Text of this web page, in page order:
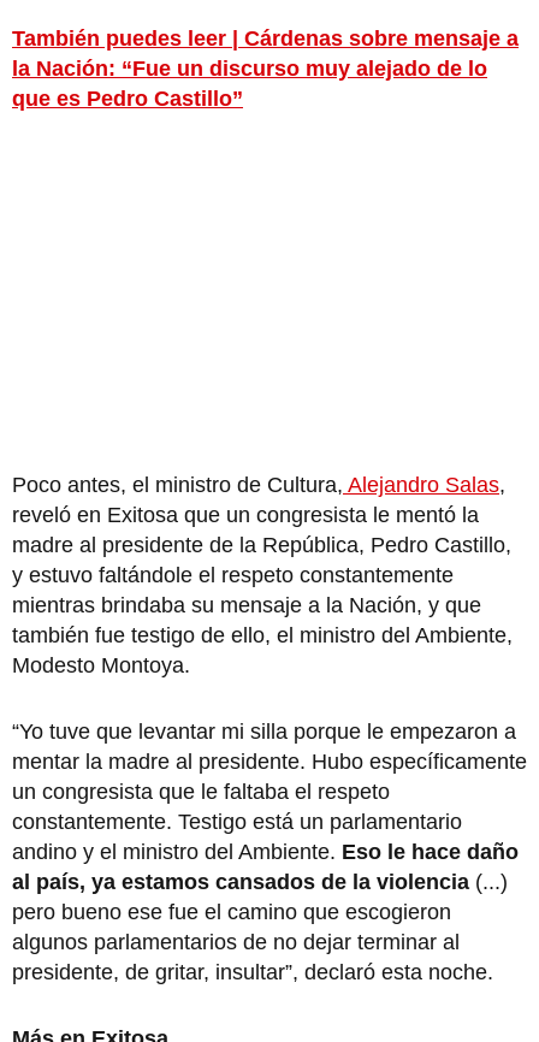
También puedes leer | Cárdenas sobre mensaje a
la Nación: “Fue un discurso muy alejado de lo
que es Pedro Castillo”
Poco antes, el ministro de Cultura, Alejandro Salas,
reveló en Exitosa que un congresista le mentó la
madre al presidente de la República, Pedro Castillo,
y estuvo faltándole el respeto constantemente
mientras brindaba su mensaje a la Nación, y que
también fue testigo de ello, el ministro del Ambiente,
Modesto Montoya.
“Yo tuve que levantar mi silla porque le empezaron a
mentar la madre al presidente. Hubo específicamente
un congresista que le faltaba el respeto
constantemente. Testigo está un parlamentario
andino y el ministro del Ambiente. Eso le hace daño
al país, ya estamos cansados de la violencia (...)
pero bueno ese fue el camino que escogieron
algunos parlamentarios de no dejar terminar al
presidente, de gritar, insultar”, declaró esta noche.